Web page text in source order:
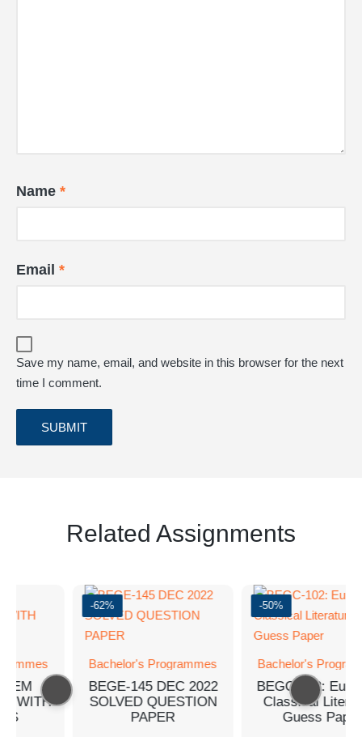
Name *
Email *
Save my name, email, and website in this browser for the next
time I comment.
Related Assignments
EM
WITH
-62%
Bachelor's Programmes
BEGE-145 DEC 2022
SOLVED QUESTION
PAPER
-50%
Bachelor's
BEGC-102:
Classical
Guess Paper